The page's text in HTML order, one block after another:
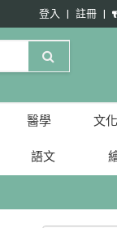
登入 註冊
醫學 文
語文